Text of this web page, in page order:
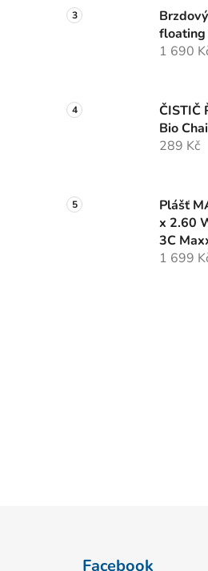
floating
1 690
ČISTIČ
Bio
289 Kč
Plášť
x 2.60
3C
1 699
Facebook